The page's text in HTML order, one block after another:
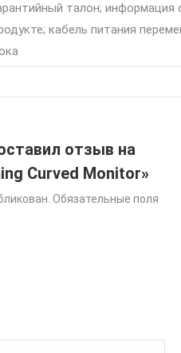
талон; информация
кабель питания
отзыв на
Curved Monitor»
Обязательные поля